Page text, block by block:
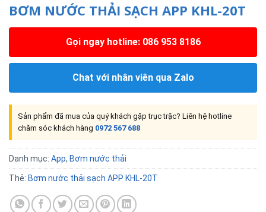
BƠM NƯỚC THẢI SẠCH APP KHL-20T
Gọi ngay hotline: 086 953 8186
Chat với nhân viên qua Zalo
Sản phẩm đã mua của quý khách gặp trục trặc? Liên hệ hotline
chăm sóc khách hàng 0972 567 688
Danh mục: App, Bơm nước thải
Thẻ: Bơm nước thải sạch APP KHL-20T